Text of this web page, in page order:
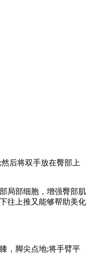
后将双手放在臀部上
局部细胞，增强臀部肌
往上推又能够帮助美化
，脚尖点地;将手臂平